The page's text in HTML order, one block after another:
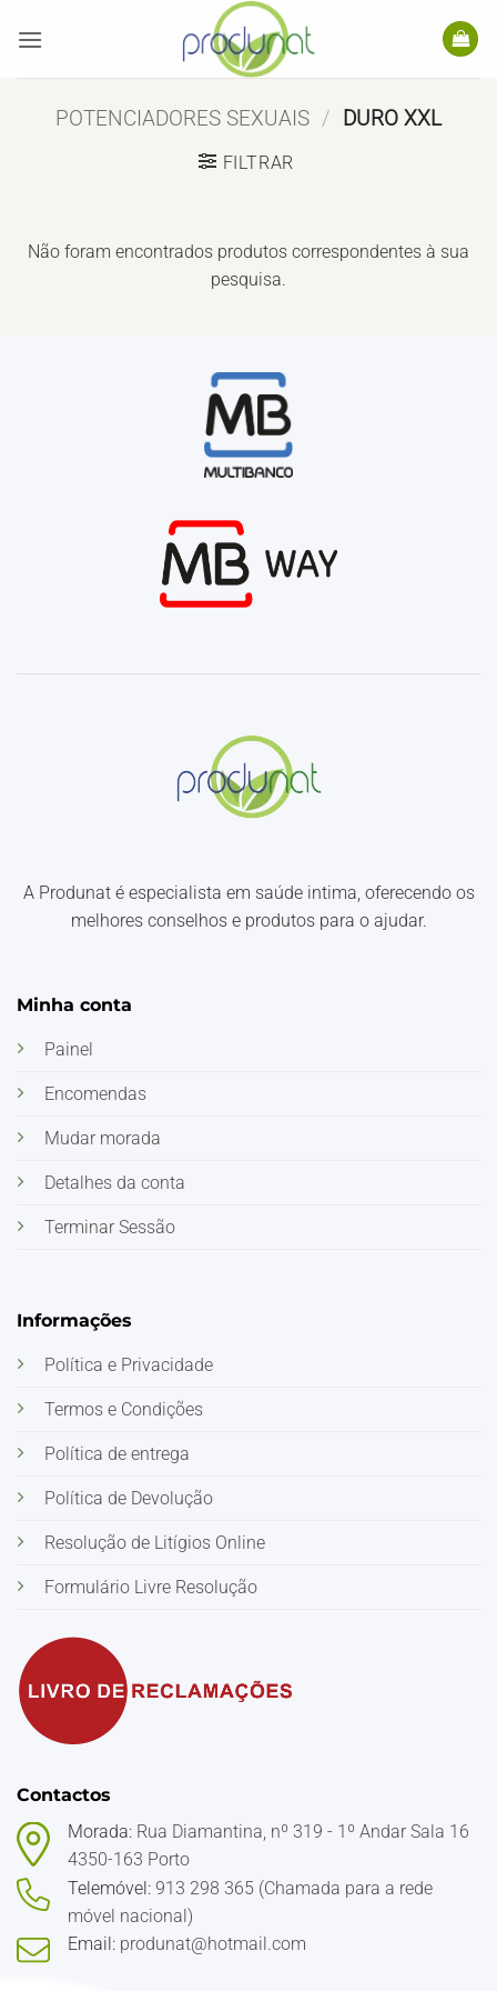
POTENCIADORES SEXUAIS / DURO XXL
FILTRAR
Não foram encontrados produtos correspondentes à sua
pesquisa.
A Produnat é especialista em saúde intima, oferecendo os
melhores conselhos e produtos para o ajudar.
Minha conta
Painel
Encomendas
Mudar morada
Detalhes da conta
Terminar Sessão
Informações
Política e Privacidade
Termos e Condições
Política de entrega
Política de Devolução
Resolução de Litígios Online
Formulário Livre Resolução
Contactos
Morada: Rua Diamantina, nº 319 - 1º Andar Sala 16
4350-163 Porto
Telemóvel: 913 298 365 (Chamada para a rede
móvel nacional)
Email: produnat@hotmail.com